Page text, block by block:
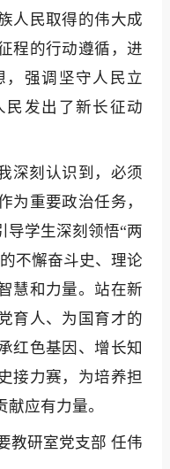
人民取得的伟大成
程的行动遵循，进
，强调坚守人民立
民发出了新长征动
深刻认识到，必须
为重要政治任务，
导学生深刻领悟“两
不懈奋斗史、理论
慧和力量。站在新
育人、为国育才的
红色基因、增长知
接力赛，为培养担
应有力量。
研室党支部 任伟